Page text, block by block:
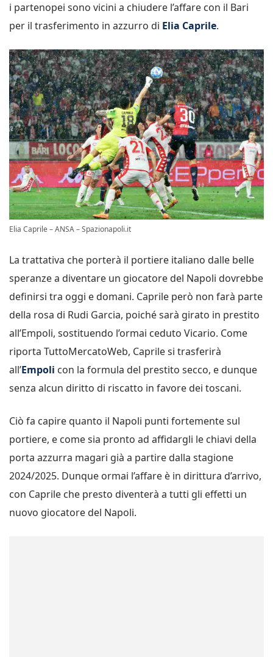
i partenopei sono vicini a chiudere l’affare con il Bari
per il trasferimento in azzurro di Elia Caprile.
Elia Caprile – ANSA – Spazionapoli.it
La trattativa che porterà il portiere italiano dalle belle
speranze a diventare un giocatore del Napoli dovrebbe
definirsi tra oggi e domani. Caprile però non farà parte
della rosa di Rudi Garcia, poiché sarà girato in prestito
all’Empoli, sostituendo l’ormai ceduto Vicario. Come
riporta TuttoMercatoWeb, Caprile si trasferirà
all’Empoli con la formula del prestito secco, e dunque
senza alcun diritto di riscatto in favore dei toscani.
Ciò fa capire quanto il Napoli punti fortemente sul
portiere, e come sia pronto ad affidargli le chiavi della
porta azzurra magari già a partire dalla stagione
2024/2025. Dunque ormai l’affare è in dirittura d’arrivo,
con Caprile che presto diventerà a tutti gli effetti un
nuovo giocatore del Napoli.